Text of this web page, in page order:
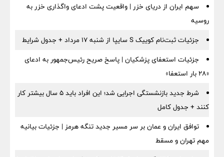
سهم ایران از دریای خزر | واقعیت پشت ادعای واگذاری خزر به
روسیه
جزئیات ثبت‌نام کوییک S سایپا از شنبه ۱۷ مرداد + جدول شرایط
جزئیات استعفای پزشکیان | پاسخ صریح رئیس‌جمهور به ادعای
«۲۸ بار استعفا»
شرط جدید بازنشستگی اجرایی شد؛ این افراد باید ۵ سال بیشتر کار
کنند + جدول کامل
توافق ایران و عمان بر سر مسیر جدید تنگه هرمز | جزئیات بیانیه
مهم تهران و مسقط